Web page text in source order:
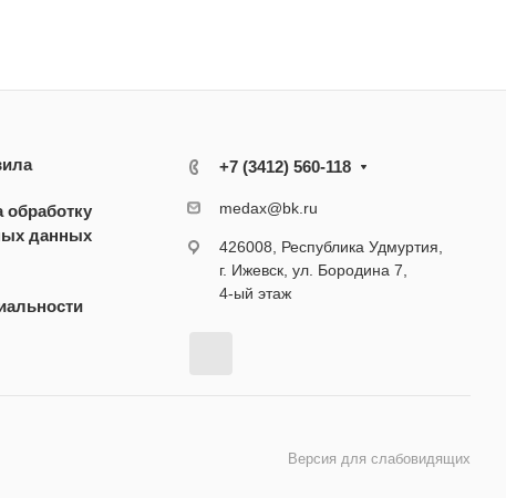
обработку
данных
+7 (3412) 560-118
medax@bk.ru
426008, Республика Удмуртия,
г. Ижевск, ул. Бородина 7,
4-ый этаж
Версия для слабовидящих